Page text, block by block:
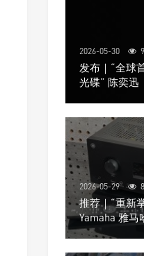
2026-05-30
发布｜“全球
光碟” 陈奕迅
2026-05-29
推荐｜“重新
Yamaha 雅马
大器